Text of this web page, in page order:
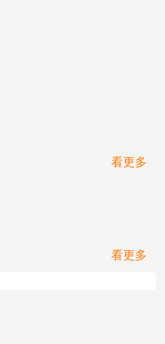
看更多
看更多